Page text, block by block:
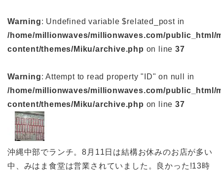
Warning: Undefined variable $related_post in
/home/millionwaves/millionwaves.com/public_html/
content/themes/Miku/archive.php on line37
Warning: Attempt to read property "ID" on null in
/home/millionwaves/millionwaves.com/public_html/
content/themes/Miku/archive.php on line37
沖縄中部でランチ。8月11日は結構お休みのお店が多い
中、みはま食堂は営業されていました。良かった!13時